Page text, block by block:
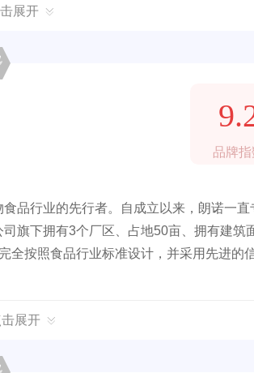
展开
品牌指
品行业的先行者。自成立以来，朗诺一直
旗下拥有3个厂区、占地50亩、拥有建筑
全按照食品行业标准设计，并采用先进的
展开